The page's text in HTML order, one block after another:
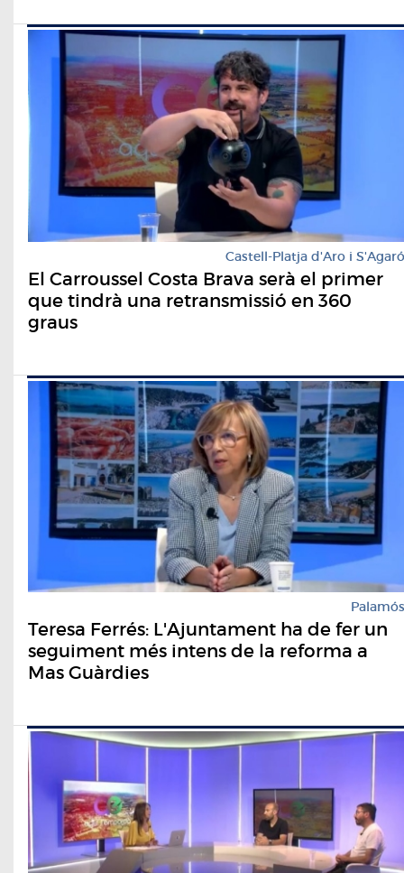
Castell-Platja d'Aro i S'Agaró
El Carroussel Costa Brava serà el primer
que tindrà una retransmissió en 360
graus
Palamós
Teresa Ferrés: L'Ajuntament ha de fer un
seguiment més intens de la reforma a
Mas Guàrdies